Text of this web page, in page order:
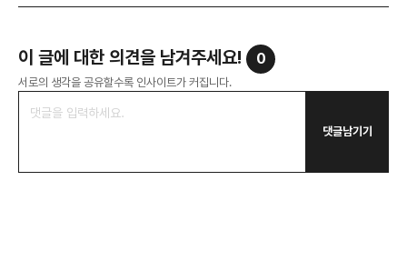
이 글에 대한 의견을 남겨주세요! 0
서로의 생각을 공유할수록 인사이트가 커집니다.
댓글남기기